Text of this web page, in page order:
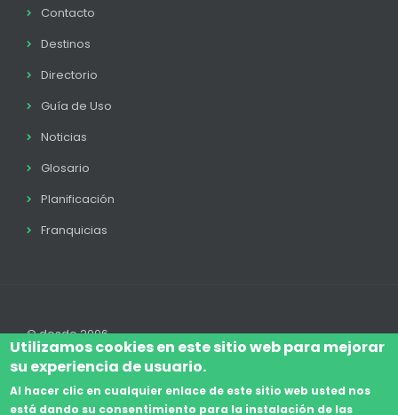
Contacto
Destinos
Directorio
Guía de Uso
Noticias
Glosario
Planificación
Franquicias
© desde 2006
Utilizamos cookies en este sitio web para mejorar
su experiencia de usuario.
Al hacer clic en cualquier enlace de este sitio web usted nos
está dando su consentimiento para la instalación de las